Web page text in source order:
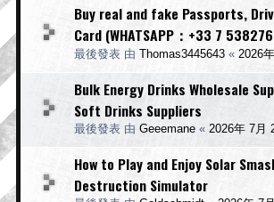
Buy real and fake Passports,
Card (WHATSAPP：+33 7
最後發表 由 Thomas3445643 « 2026
Bulk Energy Drinks Wholesale
Soft Drinks Suppliers
最後發表 由 Geeemane « 2026年 7月
How to Play and Enjoy Solar
Destruction Simulator